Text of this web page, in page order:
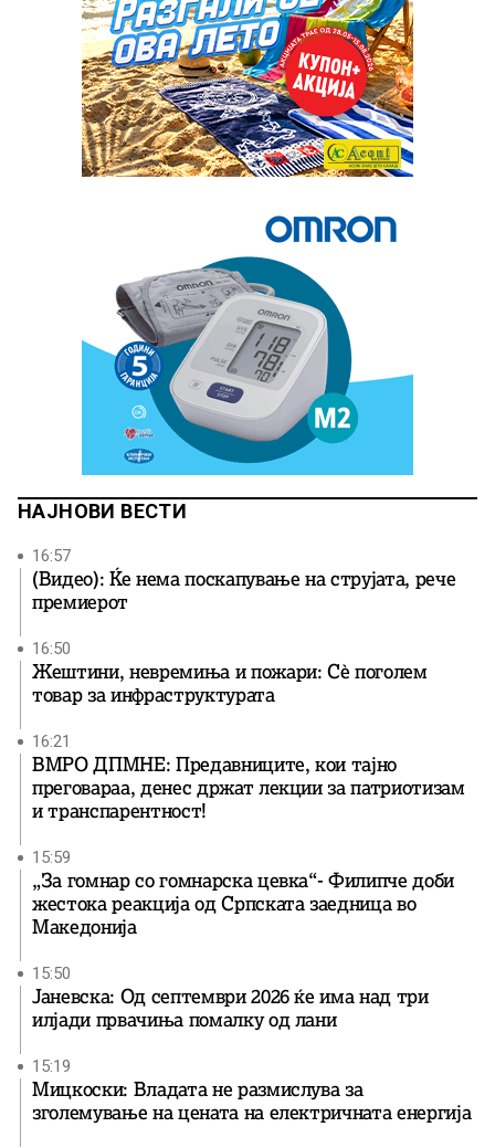
НАЈНОВИ ВЕСТИ
16:57
(Видео): Ќе нема поскапување на струјата, рече
премиерот
16:50
Жештини, невремиња и пожари: Сè поголем
товар за инфраструктурата
16:21
ВМРО ДПМНЕ: Предавниците, кои тајно
преговараа, денес држат лекции за патриотизам
и транспарентност!
15:59
„За гомнар со гомнарска цевка“- Филипче доби
жестока реакција од Српската заедница во
Македонија
15:50
Јаневска: Од септември 2026 ќе има над три
илјади првачиња помалку од лани
15:19
Мицкоски: Владата не размислува за
зголемување на цената на електричната енергија